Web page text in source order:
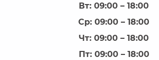
Вт: 09:00 – 18:00
Ср: 09:00 – 18:00
Чт: 09:00 – 18:00
Пт: 09:00 – 18:00